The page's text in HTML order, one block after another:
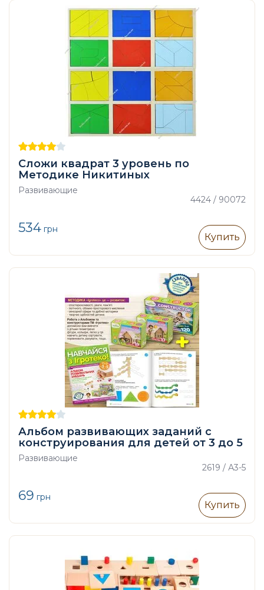
Сложи квадрат 3 уровень по
Методике Никитиных
Развивающие
4424 / 90072
534 грн
Купить
Альбом развивающих заданий с
конструирования для детей от 3 до 5
лет
Развивающие
2619 / А3-5
69 грн
Купить